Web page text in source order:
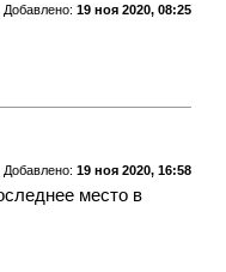
Добавлено: 19 ноя 2020, 08:25
Добавлено: 19 ноя 2020, 16:58
место в